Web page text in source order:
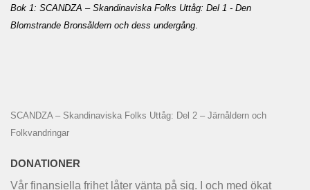
Bok 1: SCANDZA – Skandinaviska Folks Uttåg: Del 1 - Den
Blomstrande Bronsåldern och dess undergång
SCANDZA – Skandinaviska Folks Uttåg: Del 2 – Järnåldern och
Folkvandringar
DONATIONER
Vår finansiella frihet låter vänta på sig. I och med ökat